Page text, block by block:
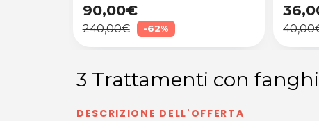
90,00€
240,00€ -62%
3 Trattamenti con
DESCRIZIONE DELL'OFFERTA